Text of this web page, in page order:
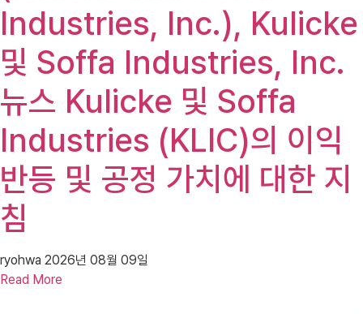
Industries, Inc.), Kulicke
및 Soffa Industries, Inc.
뉴스 Kulicke 및 Soffa
Industries (KLIC)의 이익
반등 및 공정 가치에 대한 지
침
ryohwa 2026년 08월 09일
Read More